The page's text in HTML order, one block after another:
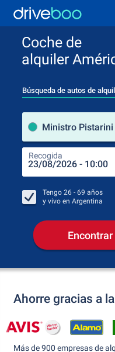
Coche de
alquiler
Búsqueda de autos de
Recogida
Tengo 26 - 69 años
y vivo en Argentina
Ahorre gracias a
Más de 900 empresas de